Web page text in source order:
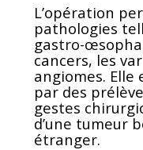
L’opération
pathologies
gastro-
cancers, les
angiomes.
par des
gestes
d’une tumeur
étranger.